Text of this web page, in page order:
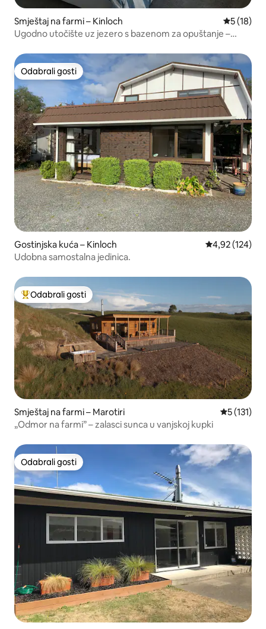
Smještaj na farmi – Kinloch Prosječna
5 (18)
Ugodno utočište uz jezero s bazenom za opuštanje –
Odabrali gosti
Odabrali gosti
Gostinjska kuća – Kinloch Prosječna
4,92 (124)
Udobna samostalna jedinica.
Među najviše rangiranima s oznakom „Odabrali gosti”
Odabrali gosti
Smještaj na farmi – Marotiri Prosječna
5 (131)
„Odmor na farmi” – zalasci sunca u vanjskoj kupki
Odabrali gosti
Odabrali gosti